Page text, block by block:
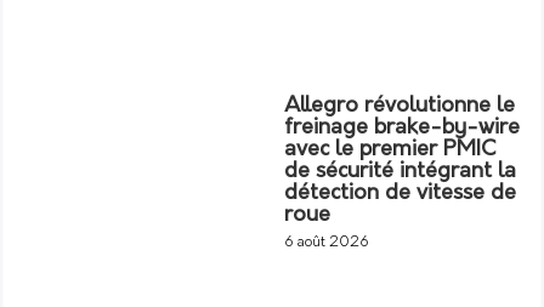
Allegro révolutionne le
freinage brake-by-wire
avec le premier PMIC
de sécurité intégrant la
détection de vitesse de
roue
6 août 2026